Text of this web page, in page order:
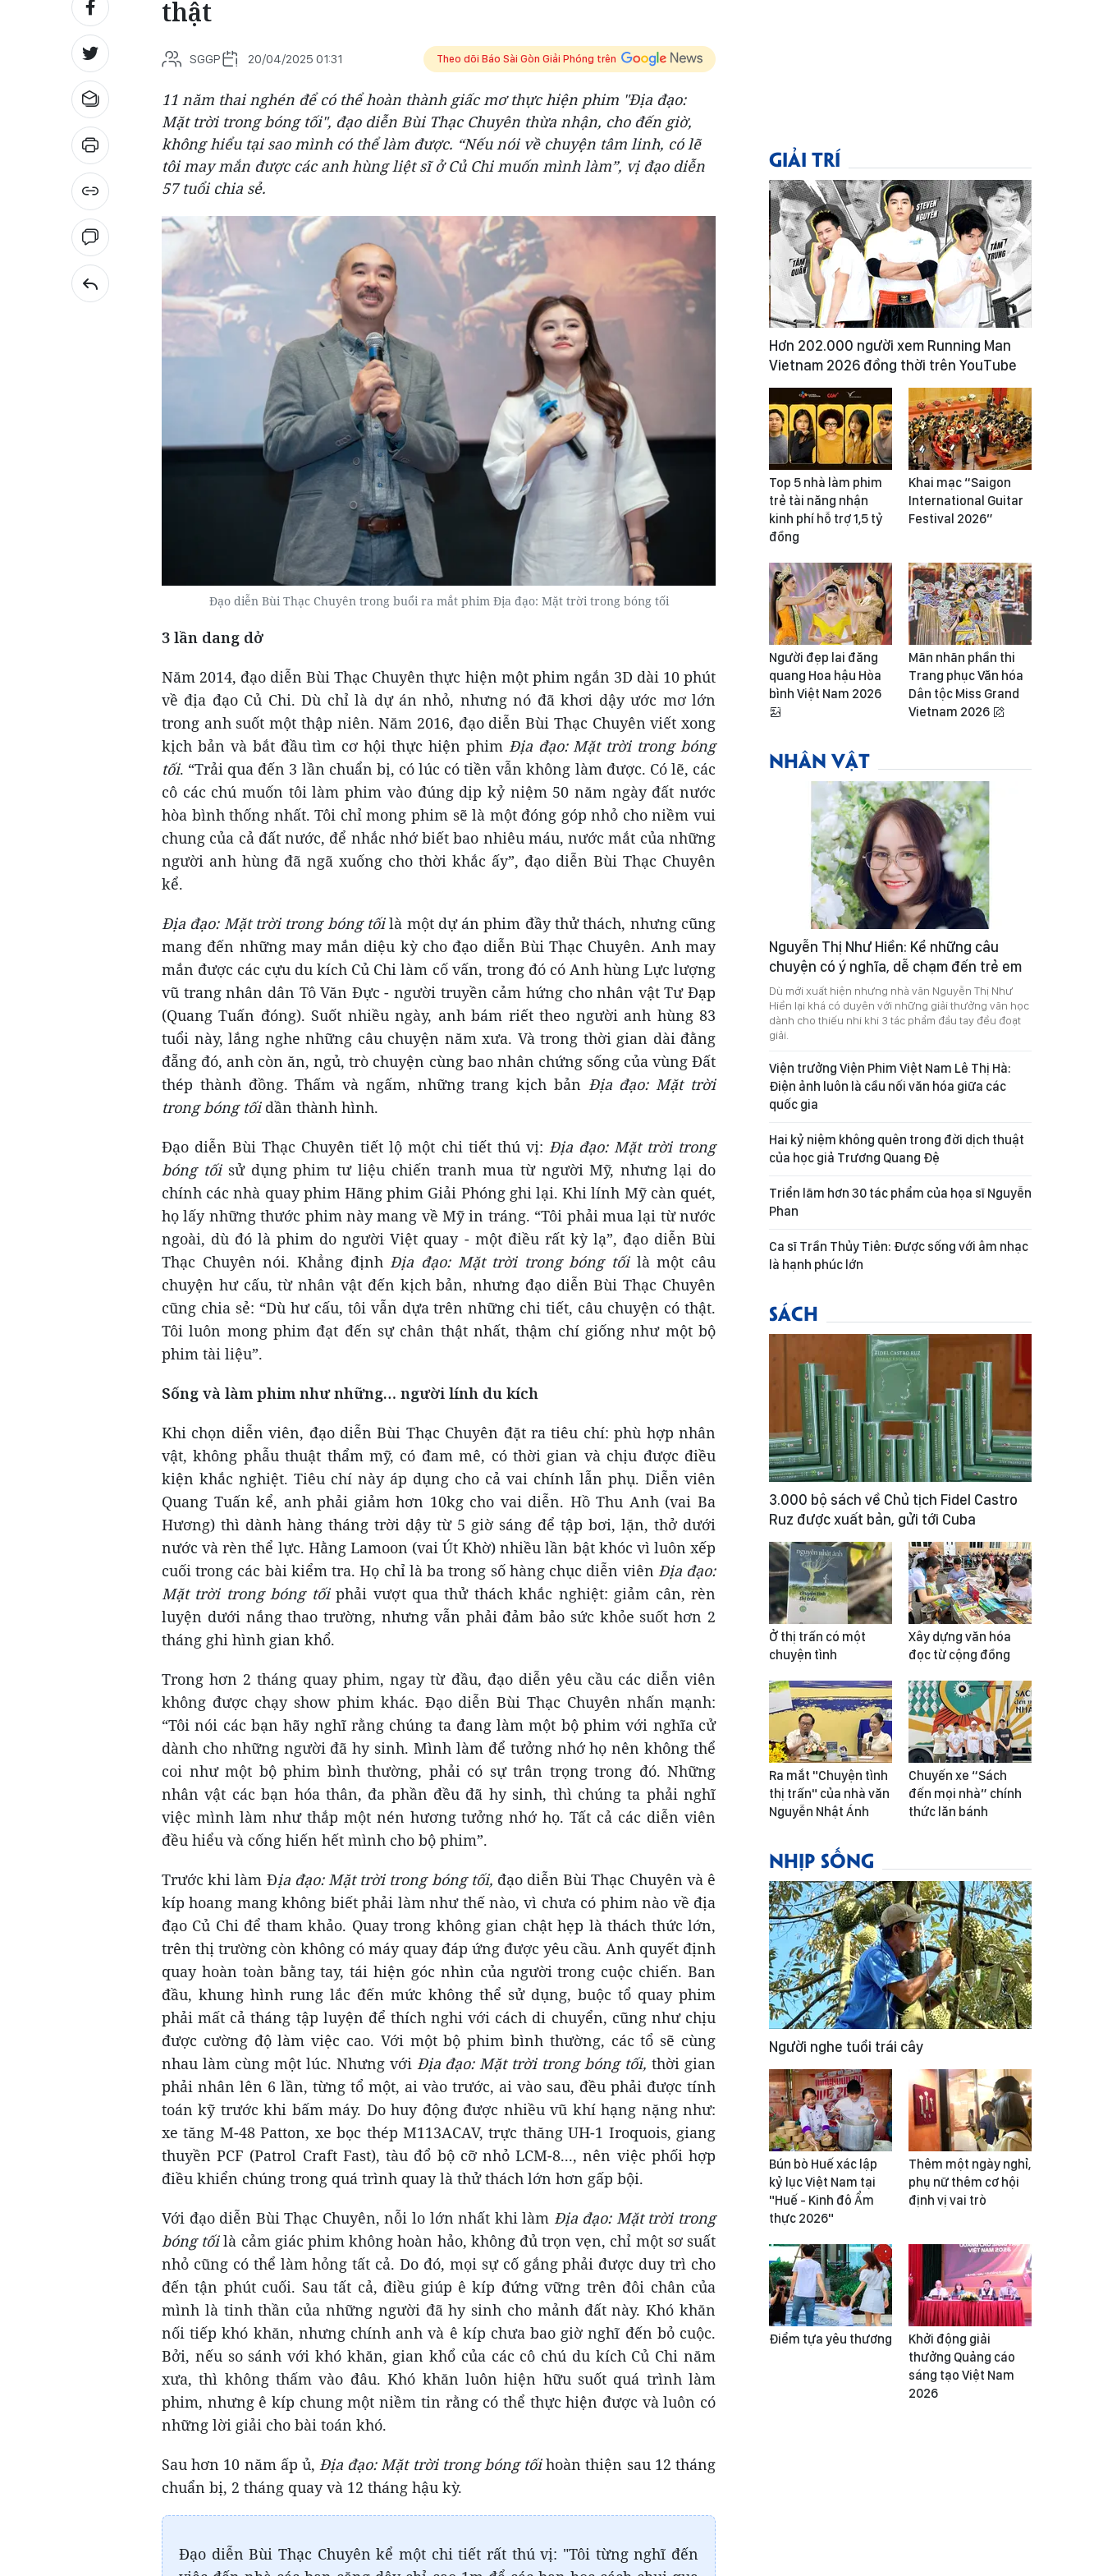
thật
SGGP 20/04/2025 01:31 Theo dõi Báo Sài Gòn Giải Phóng trên
11 năm thai nghén để có thể hoàn thành giấc mơ thực hiện phim "Địa đạo:
Mặt trời trong bóng tối", đạo diễn Bùi Thạc Chuyên thừa nhận, cho đến giờ,
không hiểu tại sao mình có thể làm được. “Nếu nói về chuyện tâm linh, có lẽ
tôi may mắn được các anh hùng liệt sĩ ở Củ Chi muốn mình làm”, vị đạo diễn
57 tuổi chia sẻ.
Đạo diễn Bùi Thạc Chuyên trong buổi ra mắt phim Địa đạo: Mặt trời trong bóng tối
3 lần dang dở
Năm 2014, đạo diễn Bùi Thạc Chuyên thực hiện một phim ngắn 3D dài 10 phút
về địa đạo Củ Chi. Dù chỉ là dự án nhỏ, nhưng nó đã khơi dậy ước mơ lớn
trong anh suốt một thập niên. Năm 2016, đạo diễn Bùi Thạc Chuyên viết xong
kịch bản và bắt đầu tìm cơ hội thực hiện phim Địa đạo: Mặt trời trong bóng
tối. “Trải qua đến 3 lần chuẩn bị, có lúc có tiền vẫn không làm được. Có lẽ, các
cô các chú muốn tôi làm phim vào đúng dịp kỷ niệm 50 năm ngày đất nước
hòa bình thống nhất. Tôi chỉ mong phim sẽ là một đóng góp nhỏ cho niềm vui
chung của cả đất nước, để nhắc nhớ biết bao nhiêu máu, nước mắt của những
người anh hùng đã ngã xuống cho thời khắc ấy”, đạo diễn Bùi Thạc Chuyên
kể.
Địa đạo: Mặt trời trong bóng tốilà một dự án phim đầy thử thách, nhưng cũng
mang đến những may mắn diệu kỳ cho đạo diễn Bùi Thạc Chuyên. Anh may
mắn được các cựu du kích Củ Chi làm cố vấn, trong đó có Anh hùng Lực lượng
vũ trang nhân dân Tô Văn Đực - người truyền cảm hứng cho nhân vật Tư Đạp
(Quang Tuấn đóng). Suốt nhiều ngày, anh bám riết theo người anh hùng 83
tuổi này, lắng nghe những câu chuyện năm xưa. Và trong thời gian dài đằng
đẵng đó, anh còn ăn, ngủ, trò chuyện cùng bao nhân chứng sống của vùng Đất
thép thành đồng. Thấm và ngấm, những trang kịch bản Địa đạo: Mặt trời
trong bóng tốidần thành hình.
Đạo diễn Bùi Thạc Chuyên tiết lộ một chi tiết thú vị: Địa đạo: Mặt trời trong
bóng tối sử dụng phim tư liệu chiến tranh mua từ người Mỹ, nhưng lại do
chính các nhà quay phim Hãng phim Giải Phóng ghi lại. Khi lính Mỹ càn quét,
họ lấy những thước phim này mang về Mỹ in tráng. “Tôi phải mua lại từ nước
ngoài, dù đó là phim do người Việt quay - một điều rất kỳ lạ”, đạo diễn Bùi
Thạc Chuyên nói. Khẳng định Địa đạo: Mặt trời trong bóng tốilà một câu
chuyện hư cấu, từ nhân vật đến kịch bản, nhưng đạo diễn Bùi Thạc Chuyên
cũng chia sẻ: “Dù hư cấu, tôi vẫn dựa trên những chi tiết, câu chuyện có thật.
Tôi luôn mong phim đạt đến sự chân thật nhất, thậm chí giống như một bộ
phim tài liệu”.
Sống và làm phim như những… người lính du kích
Khi chọn diễn viên, đạo diễn Bùi Thạc Chuyên đặt ra tiêu chí: phù hợp nhân
vật, không phẫu thuật thẩm mỹ, có đam mê, có thời gian và chịu được điều
kiện khắc nghiệt. Tiêu chí này áp dụng cho cả vai chính lẫn phụ. Diễn viên
Quang Tuấn kể, anh phải giảm hơn 10kg cho vai diễn. Hồ Thu Anh (vai Ba
Hương) thì dành hàng tháng trời dậy từ 5 giờ sáng để tập bơi, lặn, thở dưới
nước và rèn thể lực. Hằng Lamoon (vai Út Khờ) nhiều lần bật khóc vì luôn xếp
cuối trong các bài kiểm tra. Họ chỉ là ba trong số hàng chục diễn viên Địa đạo:
Mặt trời trong bóng tốiphải vượt qua thử thách khắc nghiệt: giảm cân, rèn
luyện dưới nắng thao trường, nhưng vẫn phải đảm bảo sức khỏe suốt hơn 2
tháng ghi hình gian khổ.
Trong hơn 2 tháng quay phim, ngay từ đầu, đạo diễn yêu cầu các diễn viên
không được chạy show phim khác. Đạo diễn Bùi Thạc Chuyên nhấn mạnh:
“Tôi nói các bạn hãy nghĩ rằng chúng ta đang làm một bộ phim với nghĩa cử
dành cho những người đã hy sinh. Mình làm để tưởng nhớ họ nên không thể
coi như một bộ phim bình thường, phải có sự trân trọng trong đó. Những
nhân vật các bạn hóa thân, đa phần đều đã hy sinh, thì chúng ta phải nghĩ
việc mình làm như thắp một nén hương tưởng nhớ họ. Tất cả các diễn viên
đều hiểu và cống hiến hết mình cho bộ phim”.
Trước khi làm Địa đạo: Mặt trời trong bóng tối, đạo diễn Bùi Thạc Chuyên và ê
kíp hoang mang không biết phải làm như thế nào, vì chưa có phim nào về địa
đạo Củ Chi để tham khảo. Quay trong không gian chật hẹp là thách thức lớn,
trên thị trường còn không có máy quay đáp ứng được yêu cầu. Anh quyết định
quay hoàn toàn bằng tay, tái hiện góc nhìn của người trong cuộc chiến. Ban
đầu, khung hình rung lắc đến mức không thể sử dụng, buộc tổ quay phim
phải mất cả tháng tập luyện để thích nghi với cách di chuyển, cũng như chịu
được cường độ làm việc cao. Với một bộ phim bình thường, các tổ sẽ cùng
nhau làm cùng một lúc. Nhưng với Địa đạo: Mặt trời trong bóng tối,thời gian
phải nhân lên 6 lần, từng tổ một, ai vào trước, ai vào sau, đều phải được tính
toán kỹ trước khi bấm máy. Do huy động được nhiều vũ khí hạng nặng như:
xe tăng M-48 Patton, xe bọc thép M113ACAV, trực thăng UH-1 Iroquois, giang
thuyền PCF (Patrol Craft Fast), tàu đổ bộ cỡ nhỏ LCM-8..., nên việc phối hợp
điều khiển chúng trong quá trình quay là thử thách lớn hơn gấp bội.
Với đạo diễn Bùi Thạc Chuyên, nỗi lo lớn nhất khi làm Địa đạo: Mặt trời trong
bóng tốilà cảm giác phim không hoàn hảo, không đủ trọn vẹn, chỉ một sơ suất
nhỏ cũng có thể làm hỏng tất cả. Do đó, mọi sự cố gắng phải được duy trì cho
đến tận phút cuối. Sau tất cả, điều giúp ê kíp đứng vững trên đôi chân của
mình là tinh thần của những người đã hy sinh cho mảnh đất này. Khó khăn
nối tiếp khó khăn, nhưng chính anh và ê kíp chưa bao giờ nghĩ đến bỏ cuộc.
Bởi, nếu so sánh với khó khăn, gian khổ của các cô chú du kích Củ Chi năm
xưa, thì không thấm vào đâu. Khó khăn luôn hiện hữu suốt quá trình làm
phim, nhưng ê kíp chung một niềm tin rằng có thể thực hiện được và luôn có
những lời giải cho bài toán khó.
Sau hơn 10 năm ấp ủ, Địa đạo: Mặt trời trong bóng tốihoàn thiện sau 12 tháng
chuẩn bị, 2 tháng quay và 12 tháng hậu kỳ.
Đạo diễn Bùi Thạc Chuyên kể một chi tiết rất thú vị: "Tôi từng nghĩ đến
GIẢI TRÍ
Hơn 202.000 người xem Running Man
Vietnam 2026 đồng thời trên YouTube
Top 5 nhà làm phim
trẻ tài năng nhận
kinh phí hỗ trợ 1,5 tỷ
đồng
Khai mạc “Saigon
International Guitar
Festival 2026”
Người đẹp lai đăng
quang Hoa hậu Hòa
bình Việt Nam 2026
Mãn nhãn phần thi
Trang phục Văn hóa
Dân tộc Miss Grand
Vietnam 2026
NHÂN VẬT
Nguyễn Thị Như Hiền: Kể những câu
chuyện có ý nghĩa, dễ chạm đến trẻ em
Dù mới xuất hiện nhưng nhà văn Nguyễn Thị Như
Hiền lại khá có duyên với những giải thưởng văn học
dành cho thiếu nhi khi 3 tác phẩm đầu tay đều đoạt
giải.
Viện trưởng Viện Phim Việt Nam Lê Thị Hà:
Điện ảnh luôn là cầu nối văn hóa giữa các
quốc gia
Hai kỷ niệm không quên trong đời dịch thuật
của học giả Trương Quang Đệ
Triển lãm hơn 30 tác phẩm của họa sĩ Nguyễn
Phan
Ca sĩ Trần Thủy Tiên: Được sống với âm nhạc
là hạnh phúc lớn
SÁCH
3.000 bộ sách về Chủ tịch Fidel Castro
Ruz được xuất bản, gửi tới Cuba
Ở thị trấn có một
chuyện tình
Xây dựng văn hóa
đọc từ cộng đồng
Ra mắt "Chuyện tình
thị trấn" của nhà văn
Nguyễn Nhật Ánh
Chuyến xe “Sách
đến mọi nhà” chính
thức lăn bánh
NHỊP SỐNG
Người nghe tuổi trái cây
Bún bò Huế xác lập
kỷ lục Việt Nam tại
"Huế - Kinh đô Ẩm
thực 2026"
Thêm một ngày nghỉ,
phụ nữ thêm cơ hội
định vị vai trò
Điểm tựa yêu thương
Khởi động giải
thưởng Quảng cáo
sáng tạo Việt Nam
2026